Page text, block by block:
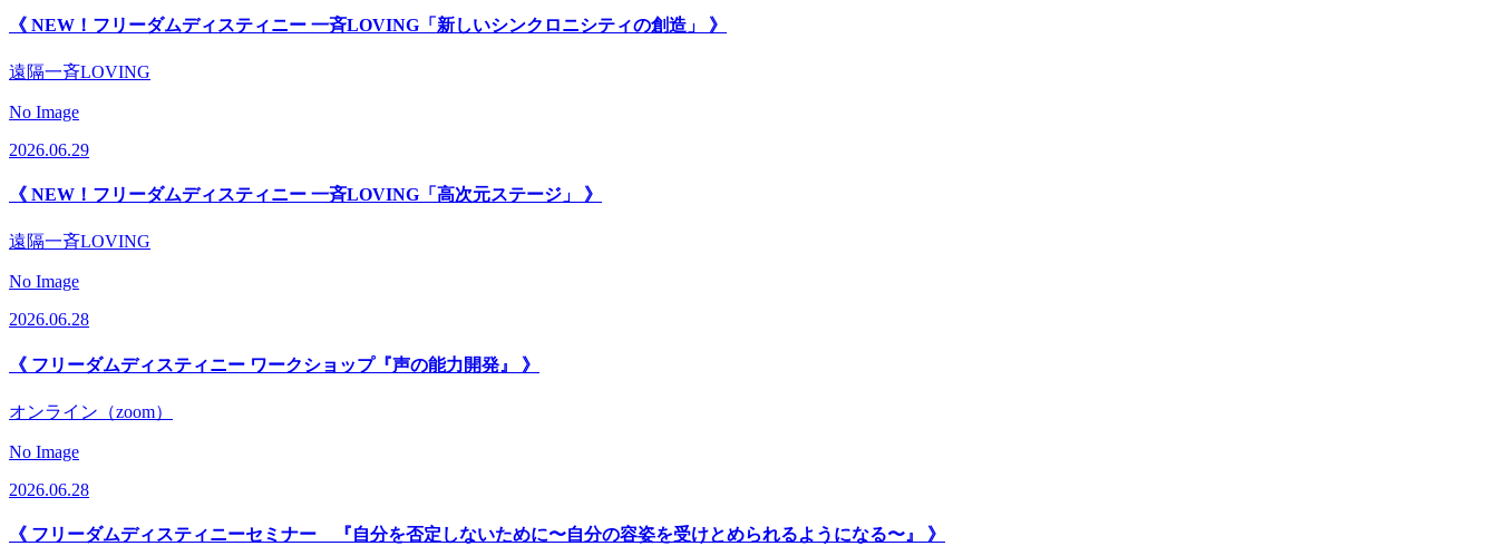
《 NEW！フリーダムディスティニー 一斉LOVING「新しいシンクロニシティの創造」 》
遠隔一斉LOVING
No Image
2026.06.29
《 NEW！フリーダムディスティニー 一斉LOVING「高次元ステージ」 》
遠隔一斉LOVING
No Image
2026.06.28
《 フリーダムディスティニー ワークショップ『声の能力開発』 》
オンライン（zoom）
No Image
2026.06.28
《 フリーダムディスティニーセミナー 『自分を否定しないために〜自分の容姿を受けとめられるようになる〜』 》